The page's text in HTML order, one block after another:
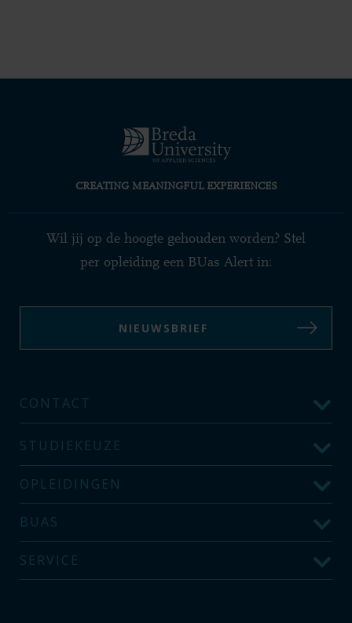
CREATING MEANINGFUL EXPERIENCES
Wil jij op de hoogte gehouden worden? Stel
per opleiding een BUas Alert in:
NIEUWSBRIEF
CONTACT
STUDIEKEUZE
OPLEIDINGEN
BUAS
SERVICE